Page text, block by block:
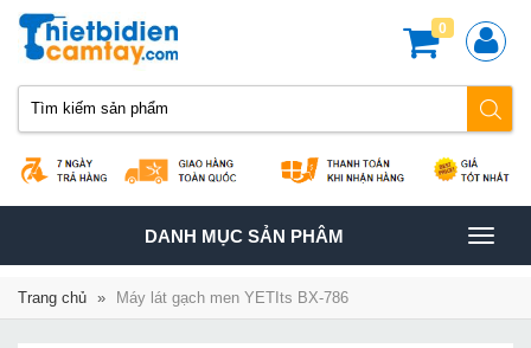
0
TOGGLE
NAVIGATION
DANH MỤC SẢN PHÂM
Trang chủ » Máy lát gạch men YETIts BX-786